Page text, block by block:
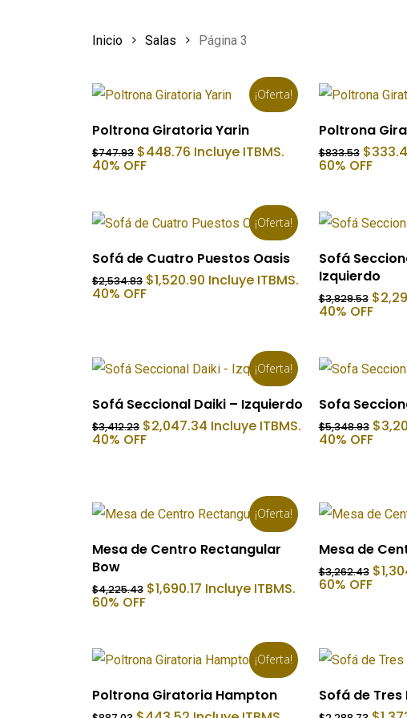
Inicio Salas Página 3
¡Oferta!
Añadir Al Carrito
Poltrona Giratoria Yarin
$747.93 El
precio
$448.76 El
precio
Incluye ITBMS.
40% OFF
Poltrona
$833.53 El
precio
$
60% OFF
¡Oferta!
Añadir Al Carrito
Sofá de Cuatro Puestos Oasis
$2,534.83 El
precio
$1,520.90 El
precio
Incluye ITBMS.
40% OFF
Sofá
Izquierdo
$3,829.53 El
precio
$
40% OFF
¡Oferta!
Añadir Al Carrito
Sofá Seccional Daiki – Izquierdo
$3,412.23 El
precio
original
$2,047.34 El
precio
Incluye ITBMS.
40% OFF
Sofa
$5,348.93 El
precio
$
40% OFF
¡Oferta!
Añadir Al Carrito
Mesa de Centro Rectangular
Bow
$4,225.43 El
precio
$1,690.17 El
precio
$1,690.17.
Incluye ITBMS.
60% OFF
Añadir
Mesa de
$3,262.43 El
precio
$
60% OFF
¡Oferta!
Añadir Al Carrito
Poltrona Giratoria Hampton Añadir
Sofá de